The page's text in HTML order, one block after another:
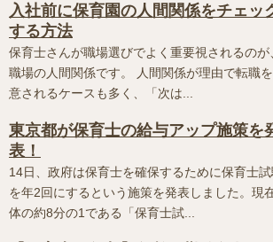
入社前に保育園の人間関係をチェッ
する方法
保育士さんが職場選びでよく重要視されるのが
職場の人間関係です。 人間関係が理由で転職
意されるケースも多く、「次は...
東京都が保育士の給与アップ施策を
表！
14日、政府は保育士を確保するために保育士試
を年2回にするという施策を発表しました。現
体の約8分の1である「保育士試...